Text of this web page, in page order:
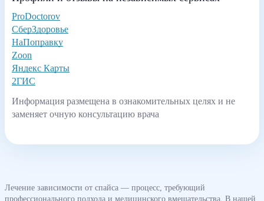
ProDoctorov
СберЗдоровье
НаПоправку
Zoon
Яндекс Карты
2ГИС
Информация размещена в ознакомительных целях и не
заменяет очную консультацию врача
Лечение зависимости от спайса — процесс, требующий
профессионального подхода и медицинского вмешательства. В нашей